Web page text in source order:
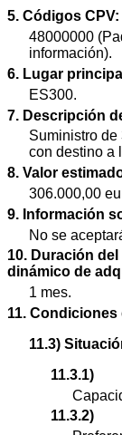
5. Códigos CPV:
48000000
información).
6. Lugar
ES300.
7. Descripción
Suministro
con destino a
8. Valor
306.000,00
9. Información
No se
10. Duración
dinámico de
1 mes.
11.
11.3)
11.3.1)
11.3.2)